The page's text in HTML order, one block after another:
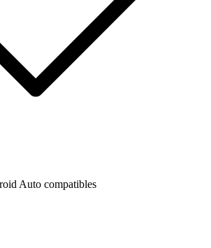
Auto compatibles